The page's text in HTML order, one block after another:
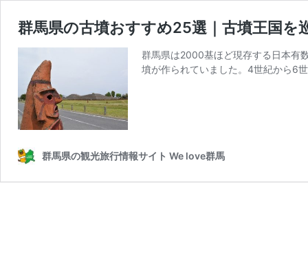
群馬県の古墳おすすめ25選｜古墳王国を
群馬県は2000基ほど現存する日本有
墳が作られていました。4世紀から6
群馬県の観光旅行情報サイト We love群馬